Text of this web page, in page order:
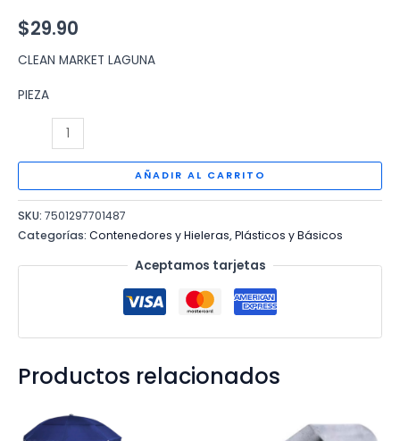
$29.90
CLEAN MARKET LAGUNA
PIEZA
HERMETICA
L.
LISA
A073
cantidad
AÑADIR AL CARRITO
SKU: 7501297701487
Categorías: Contenedores y Hieleras,Plásticos y Básicos
Aceptamos tarjetas
Productos relacionados